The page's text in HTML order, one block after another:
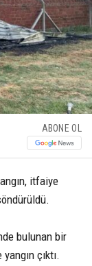
ABONE OL
itfaiye
bulunan bir
çıktı.